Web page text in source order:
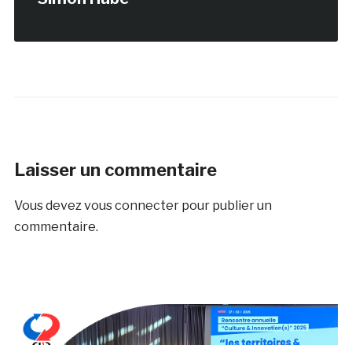
Laisser un commentaire
Vous devezvous connecterpour publier un
commentaire.